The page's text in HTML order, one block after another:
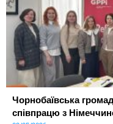
Чорнобаївська
співпрацю з